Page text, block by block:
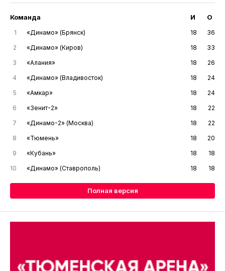
Команда И О
1 «Динамо» (Брянск) 18
36
2
«Динамо» (Киров) 18
33
3
«Алания» 18
26
4
«Динамо» (Владивосток) 18
24
5
«Амкар» 18
24
6
«Зенит-2» 18
22
7
«Динамо-2» (Москва) 18
22
8
«Тюмень» 18
20
9
«Кубань» 18
18
10
«Динамо» (Ставрополь) 18 18
Полная версия